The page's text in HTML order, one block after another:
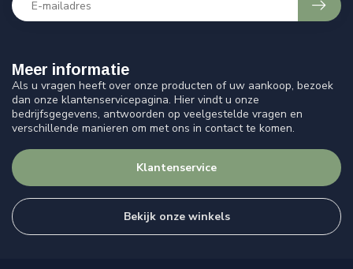
Meer informatie
Als u vragen heeft over onze producten of uw aankoop, bezoek
dan onze klantenservicepagina. Hier vindt u onze
bedrijfsgegevens, antwoorden op veelgestelde vragen en
verschillende manieren om met ons in contact te komen.
Klantenservice
Bekijk onze winkels